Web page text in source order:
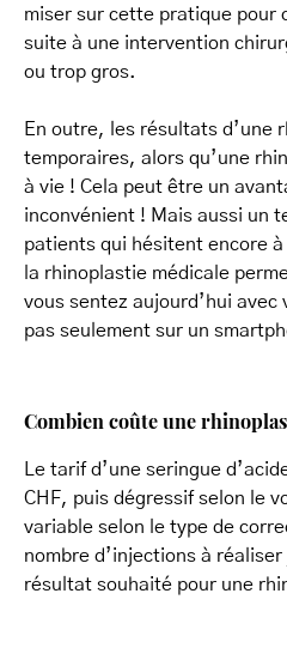
miser sur cette pratique pour
suite à une intervention
ou trop gros.
En outre, les résultats d’une
temporaires, alors qu’une
à vie ! Cela peut être un
inconvénient ! Mais aussi un
patients qui hésitent encore
la rhinoplastie médicale
vous sentez aujourd’hui avec
pas seulement sur un
Combien coûte une
Le tarif d’une seringue
CHF, puis dégressif selon le
variable selon le type de
nombre d’injections à
résultat souhaité pour une